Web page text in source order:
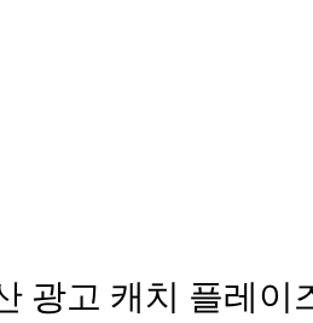
광고 캐치 플레이